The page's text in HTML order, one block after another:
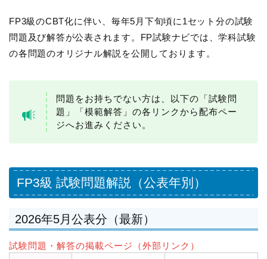
FP3級のCBT化に伴い、毎年5月下旬頃に1セット分の試験
問題及び解答が公表されます。FP試験ナビでは、学科試験
の各問題のオリジナル解説を公開しております。
問題をお持ちでない方は、以下の「試験問
題」「模範解答」の各リンクから配布ペー
ジへお進みください。
FP3級 試験問題解説（公表年別）
2026年5月公表分（最新）
試験問題・解答の掲載ページ（外部リンク）